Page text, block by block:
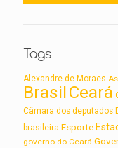
Tags
Alexandre de Moraes
BrasilCeará
Câmara dos deputados
brasileira Esporte
governo do Ceará